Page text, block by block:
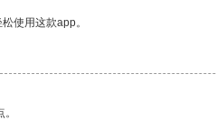
使用这款app。